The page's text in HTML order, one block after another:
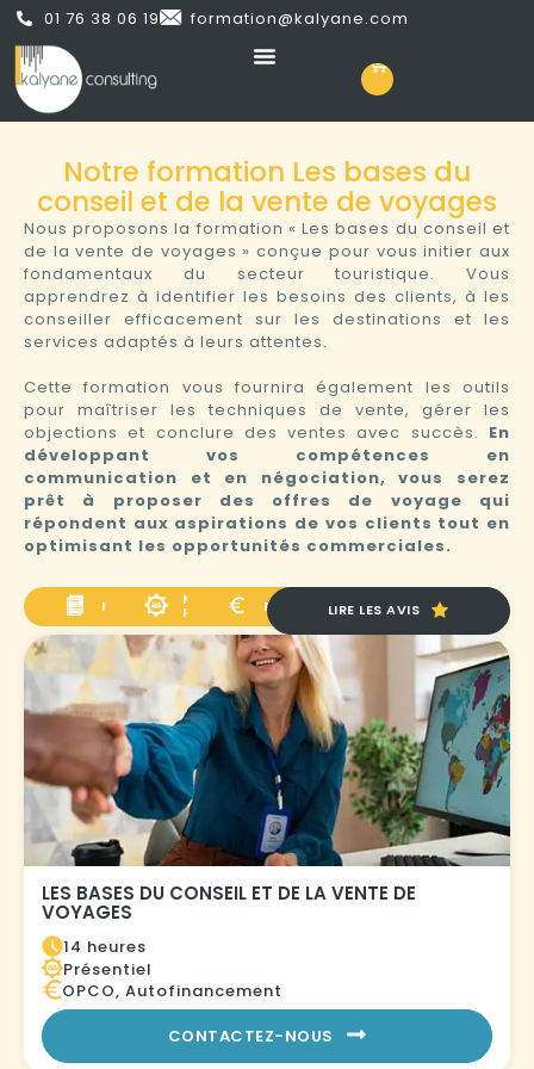
01 76 38 06 19 formation@kalyane.com
Notre formation Les bases du
conseil et de la vente de voyages
Nous proposons la formation « Les bases du conseil et
de la vente de voyages » conçue pour vous initier aux
fondamentaux du secteur touristique. Vous
apprendrez à identifier les besoins des clients, à les
conseiller efficacement sur les destinations et les
services adaptés à leurs attentes.
Cette formation vous fournira également les outils
pour maîtriser les techniques de vente, gérer les
objections et conclure des ventes avec succès. En
développant vos compétences en
communication et en négociation, vous serez
prêt à proposer des offres de voyage qui
répondent aux aspirations de vos clients tout en
optimisant les opportunités commerciales.
PROGRAMMEMODALITÉ
PÉDAGOGIQUEFINANCEMENTLIRE LES AVIS
LES BASES DU CONSEIL ET DE LA VENTE DE
VOYAGES
14 heures
Présentiel
OPCO, Autofinancement
CONTACTEZ-NOUS